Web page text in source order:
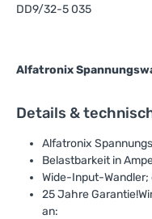
DD9/32-5 035
Alfatronix
Details &
Alfatronix
Belastbarkeit in
Wide-Input-
25 Jahre
an: